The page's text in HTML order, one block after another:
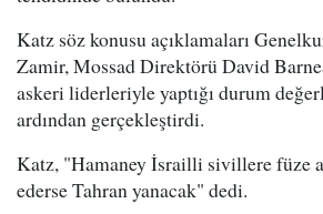
Katz söz konusu açıklamaları
Zamir, Mossad Direktörü David
askeri liderleriyle yaptığı durum
ardından gerçekleştirdi.
Katz, "Hamaney İsrailli sivillere füze
ederse Tahran yanacak" dedi.